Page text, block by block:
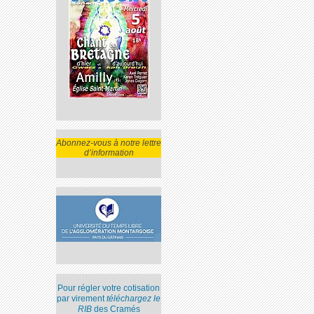
Abonnez-vous à notre lettre
d’information
Pour régler votre cotisation
par virementtéléchargez le
RIBdes Cramés